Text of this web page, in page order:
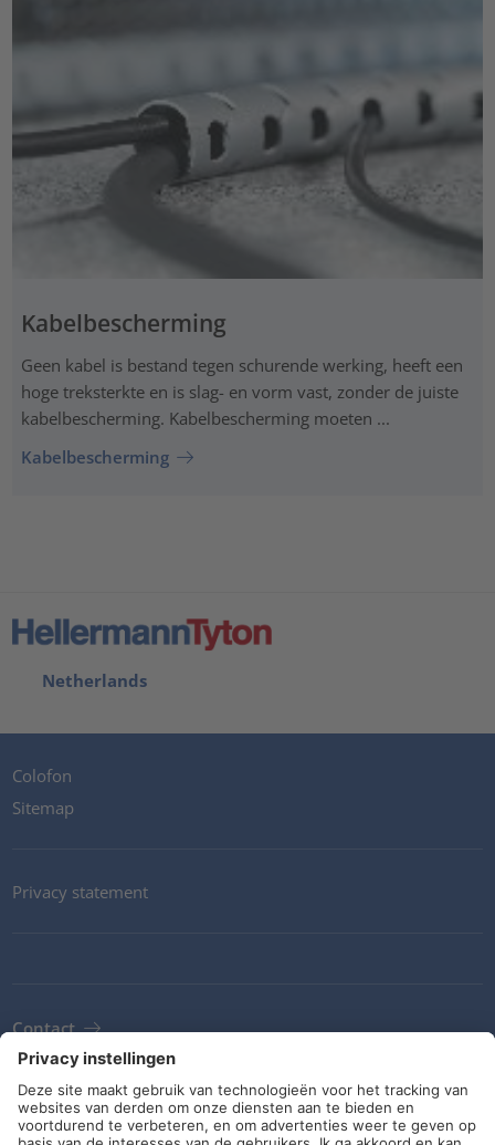
Kabelbescherming
Geen kabel is bestand tegen schurende werking, heeft een
hoge treksterkte en is slag- en vorm vast, zonder de juiste
kabelbescherming. Kabelbescherming moeten ...
Kabelbescherming
Netherlands
Colofon
Sitemap
Privacy statement
Contact
Newsletter